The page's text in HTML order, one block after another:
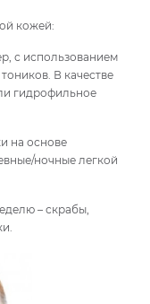
кожей:
с использованием
В качестве
гидрофильное
на основе
ночные легкой
– скрабы,